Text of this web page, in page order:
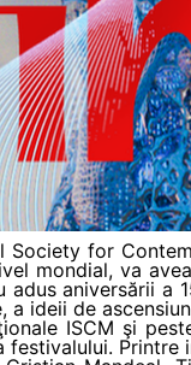
Society for
mondial, va
adus aniversării
a ideii de
ISCM şi